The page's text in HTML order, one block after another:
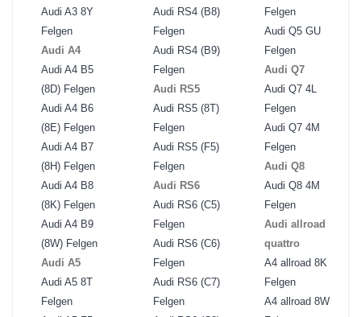
Audi A3 8Y
Felgen
Audi A4
Audi A4 B5
(8D) Felgen
Audi A4 B6
(8E) Felgen
Audi A4 B7
(8H) Felgen
Audi A4 B8
(8K) Felgen
Audi A4 B9
(8W) Felgen
Audi A5
Audi A5 8T
Felgen
Audi RS4 (B8)
Felgen
Audi RS4 (B9)
Felgen
Audi RS5
Audi RS5 (8T)
Felgen
Audi RS5 (F5)
Felgen
Audi RS6
Audi RS6 (C5)
Felgen
Audi RS6 (C6)
Felgen
Audi RS6 (C7)
Felgen
Felgen
Audi Q5 GU
Felgen
Audi Q7
Audi Q7 4L
Felgen
Audi Q7 4M
Felgen
Audi Q8
Audi Q8 4M
Felgen
Audi allroad
quattro
A4 allroad 8K
Felgen
A4 allroad 8W